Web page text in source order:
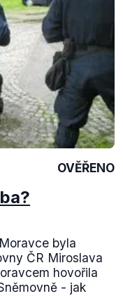
OVĚŘENO
byla
ČR Miroslava
hovořila
- jak